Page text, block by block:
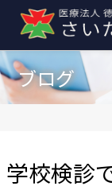
ブログ
学校検診